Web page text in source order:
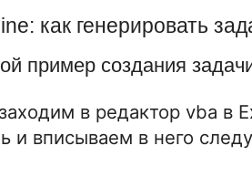
как генерировать
пример создания
в редактор vba в
и вписываем в него